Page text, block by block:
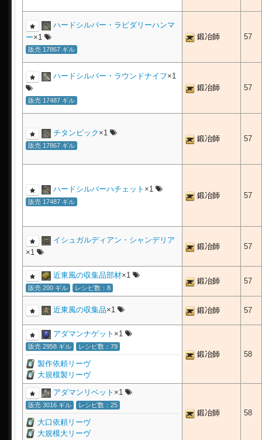
ハードシルバー・ラピダリーハンマ
ー×1
販売 17867 ギル
鍛冶師 57
ハードシルバー・ラウンドナイフ×1
販売 17487 ギル
鍛冶師 57
チタンピック ×1
販売 17867 ギル
鍛冶師 57
ハードシルバーハチェット ×1
販売 17487 ギル
鍛冶師 57
イシュガルディアン・シャンデリア
×1
鍛冶師 57
近東風の収集品部材×1
販売 200 ギル レシピ数：8
鍛冶師 57
近東風の収集品×1 鍛冶師 57
アダマンナゲット ×1
販売 2958 ギル レシピ数：79
製作依頼リーヴ
大規模製リーヴ
鍛冶師 58
アダマンリベット ×1
販売 3016 ギル レシピ数：25
大口依頼リーヴ
大規模大リーヴ
鍛冶師 58